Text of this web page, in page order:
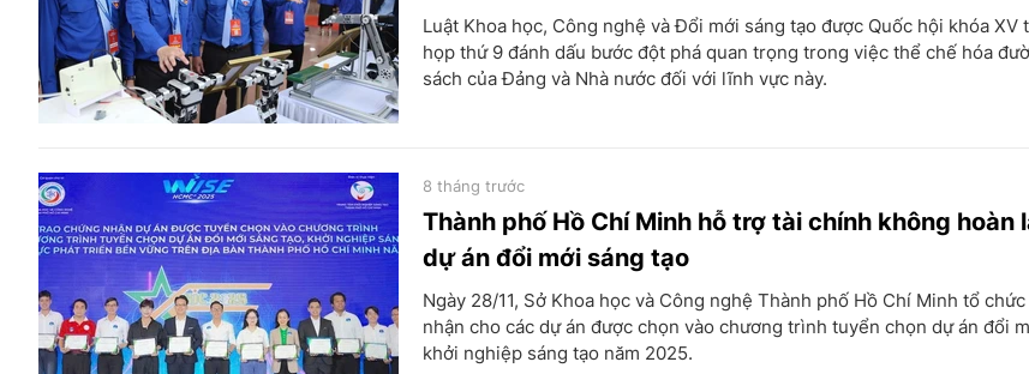
Luật Khoa học, Công nghệ và Đổi mới sáng tạo được Quốc hội khóa XV
họp thứ 9 đánh dấu bước đột phá quan trọng trong việc thể chế hóa
sách của Đảng và Nhà nước đối với lĩnh vực này.
Thành phố Hồ Chí Minh hỗ trợ tài chính không hoàn
dự án đổi mới sáng tạo
8 tháng trước
Ngày 28/11, Sở Khoa học và Công nghệ Thành phố Hồ Chí Minh tổ
nhận cho các dự án được chọn vào chương trình tuyển chọn dự án đổi
khởi nghiệp sáng tạo năm 2025.